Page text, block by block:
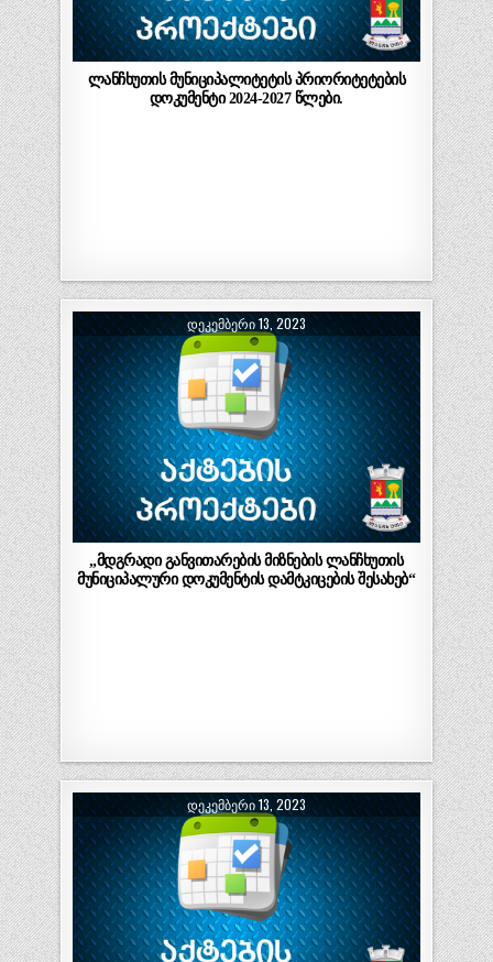
ლანჩხუთის მუნიციპალიტეტის პრიორიტეტების
დოკუმენტი 2024-2027 წლები.
ᲓᲔᲙᲔᲛᲑᲔᲠᲘ 13, 2023
„მდგრადი განვითარების მიზნების ლანჩხუთის
მუნიციპალური დოკუმენტის დამტკიცების შესახებ“
ᲓᲔᲙᲔᲛᲑᲔᲠᲘ 13, 2023